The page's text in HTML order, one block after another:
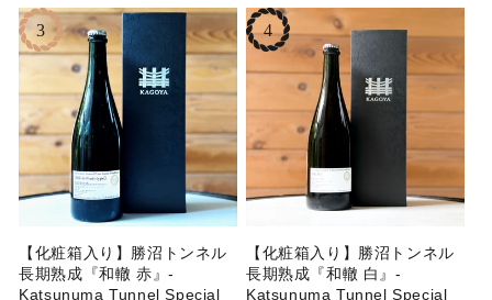
価
格
価
格
3
【化粧箱入り】勝沼トンネル
長期熟成『和轍 赤』-
Katsunuma Tunnel Special
4
【化粧箱入り】勝沼トンネル
長期熟成『和轍 白』-
Katsunuma Tunnel Special